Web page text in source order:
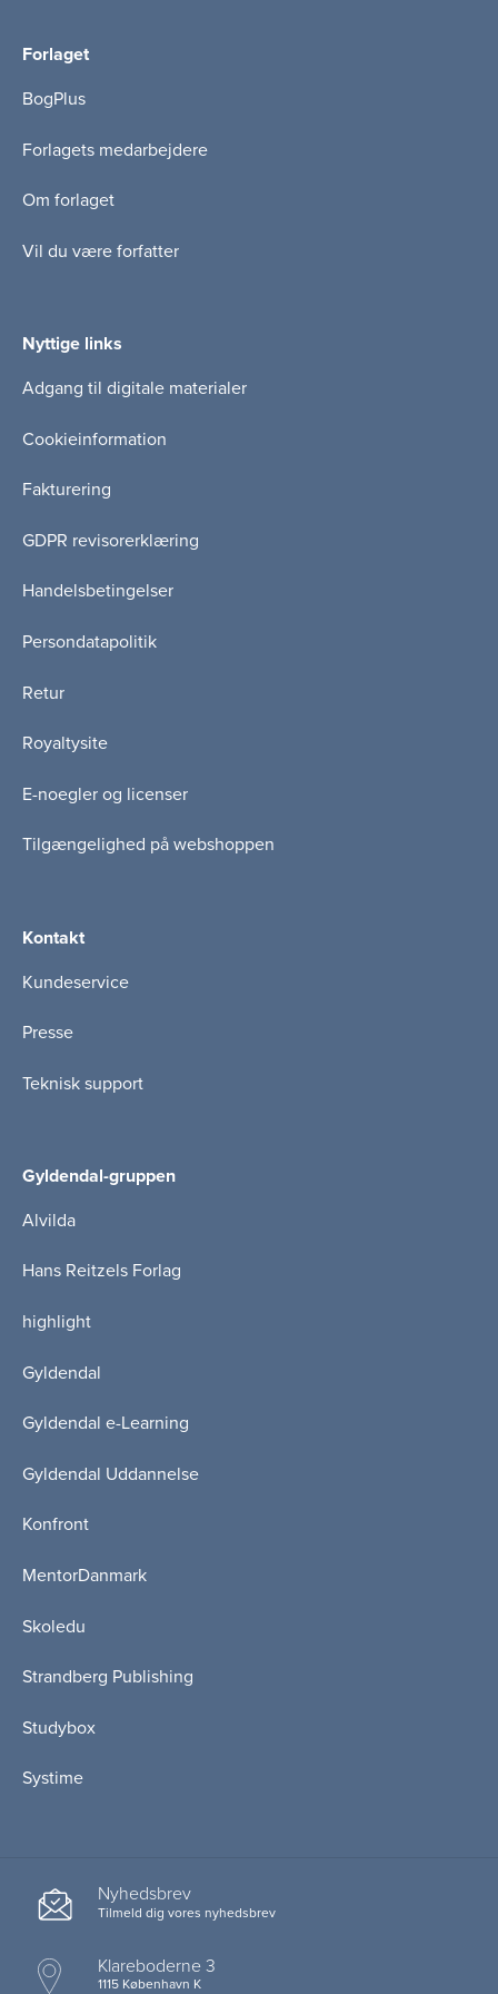
rette udbytte.
Da bogen henvender sig til adjunkter, udleverer vi som
Forlaget
BogPlus
Forlagets medarbejdere
Om forlaget
Vil du være forfatter
Nyttige links
Adgang til digitale materialer
Cookieinformation
Fakturering
GDPR revisorerklæring
Handelsbetingelser
Persondatapolitik
Retur
Royaltysite
E-noegler og licenser
Tilgængelighed på webshoppen
Kontakt
Kundeservice
Presse
Teknisk support
Gyldendal-gruppen
Alvilda
Hans Reitzels Forlag
highlight
Gyldendal
Gyldendal e-Learning
Gyldendal Uddannelse
Konfront
MentorDanmark
Skoledu
Strandberg Publishing
Studybox
Systime
Nyhedsbrev
Tilmeld dig vores nyhedsbrev
Klareboderne 3
1115 København K